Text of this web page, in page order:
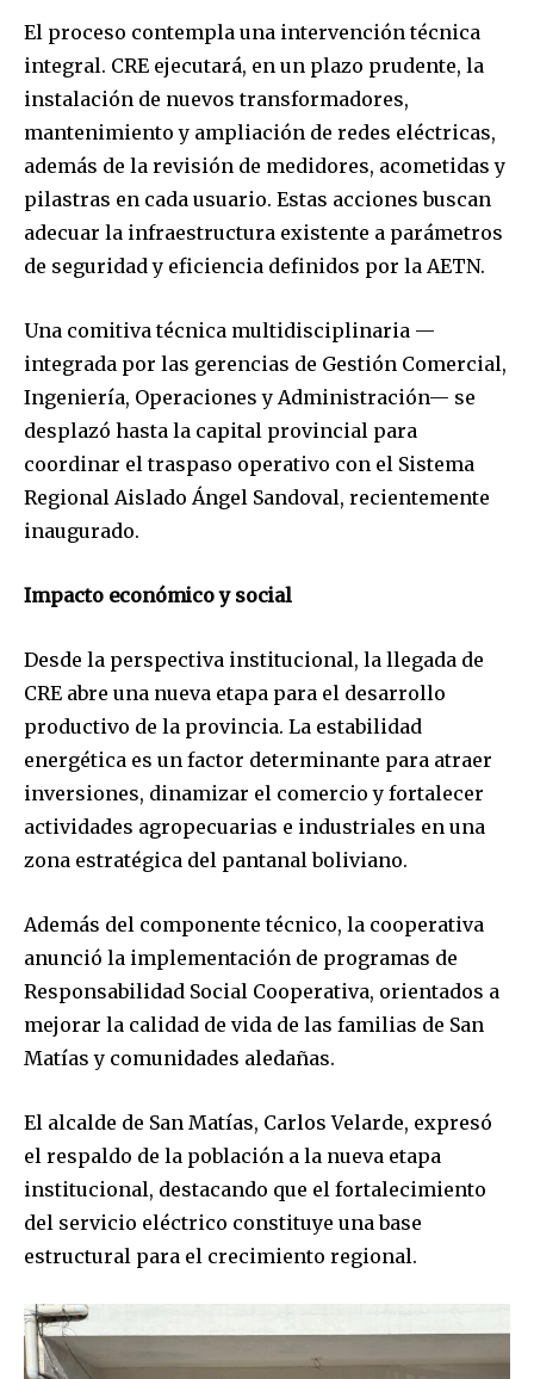
Join our community of
SUBSCRIBERS and be part of the
conversation.
To subscribe, simply enter your email address on our website
your privacy and won't spam your inbox. Your information is
safe with us.
El proceso contempla una intervención técnica
integral. CRE ejecutará, en un plazo prudente, la
instalación de nuevos transformadores,
mantenimiento y ampliación de redes eléctricas,
además de la revisión de medidores, acometidas y
pilastras en cada usuario. Estas acciones buscan
adecuar la infraestructura existente a parámetros
de seguridad y eficiencia definidos por la AETN.
Una comitiva técnica multidisciplinaria —
integrada por las gerencias de Gestión Comercial,
Ingeniería, Operaciones y Administración— se
desplazó hasta la capital provincial para
coordinar el traspaso operativo con el Sistema
Regional Aislado Ángel Sandoval, recientemente
inaugurado.
Impacto económico y social
Desde la perspectiva institucional, la llegada de
CRE abre una nueva etapa para el desarrollo
productivo de la provincia. La estabilidad
energética es un factor determinante para atraer
inversiones, dinamizar el comercio y fortalecer
actividades agropecuarias e industriales en una
zona estratégica del pantanal boliviano.
Además del componente técnico, la cooperativa
anunció la implementación de programas de
Responsabilidad Social Cooperativa, orientados a
mejorar la calidad de vida de las familias de San
Matías y comunidades aledañas.
El alcalde de San Matías, Carlos Velarde, expresó
el respaldo de la población a la nueva etapa
institucional, destacando que el fortalecimiento
del servicio eléctrico constituye una base
estructural para el crecimiento regional.